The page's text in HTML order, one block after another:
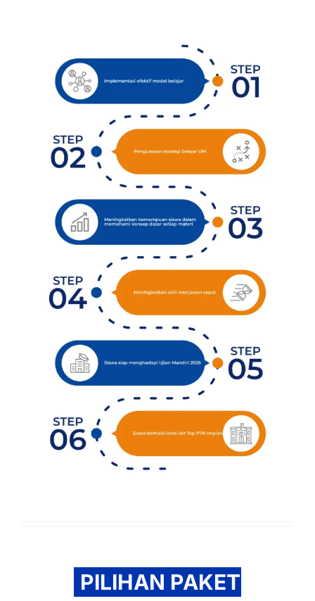
PILIHAN PAKET